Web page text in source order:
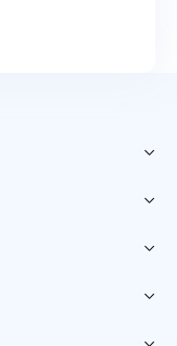




